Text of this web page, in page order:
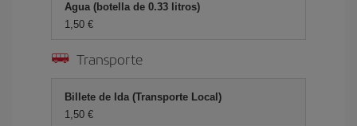
Agua (botella de 0.33 litros)
1,50 €
Transporte
Billete de Ida (Transporte Local)
1,50 €